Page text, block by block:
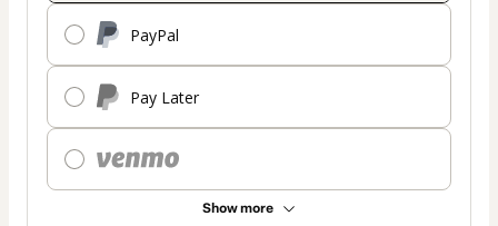
PayPal
Pay Later
Show more